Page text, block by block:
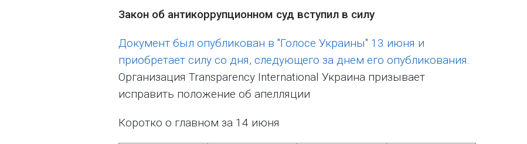
Закон об антикоррупционном суд вступил в силу
Документ был опубликован в "Голосе Украины" 13 июня и
приобретает силу со дня, следующего за днем его опубликования.
Организация Transparency International Украина призывает
исправить положение об апелляции
Коротко о главном за 14 июня